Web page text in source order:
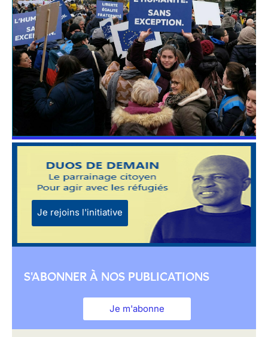
Je rejoins l'initiative
S'ABONNER À NOS PUBLICATIONS
Je m'abonne